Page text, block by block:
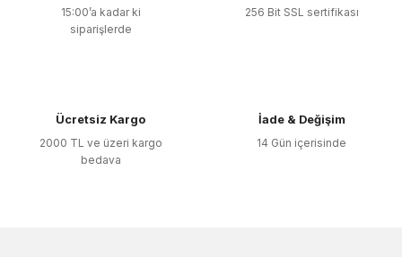
Ürün açıklamasında eksik bilgiler bulunuyor.
Ürün bilgilerinde hatalar bulunuyor.
15:00’a kadar ki
siparişlerde
256 Bit SSL sertifikası
Ücretsiz Kargo
2000 TL ve üzeri kargo
bedava
İade & Değişim
14 Gün içerisinde